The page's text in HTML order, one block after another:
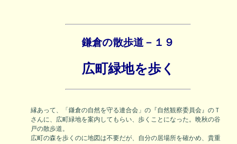
鎌倉の散歩道－１９
広町緑地を歩く
縁あって、「鎌倉の自然を守る連合会」の『自然観察委員会』のＴ
さんに、広町緑地を案内してもらい、歩くことになった。晩秋の谷
戸の散歩道。
広町の森を歩くのに地図は不要だが、自分の居場所を確かめ、貴重